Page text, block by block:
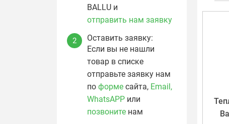
BALLU и
отправить нам заявку
2
Оставить заявку:
Если вы не нашли
товар в списке
отправьте заявку нам
по формесайта, Email,
WhatsAPPили
позвонитенам